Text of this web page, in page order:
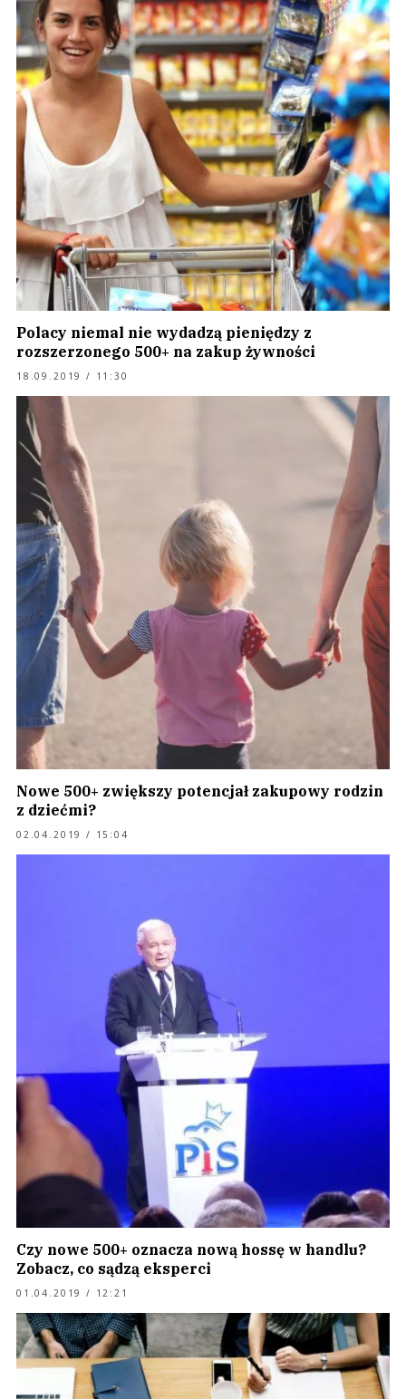
Polacy niemal nie wydadzą pieniędzy z
rozszerzonego 500+ na zakup żywności
18.09.2019 / 11:30
Nowe 500+ zwiększy potencjał zakupowy rodzin
z dziećmi?
02.04.2019 / 15:04
Czy nowe 500+ oznacza nową hossę w handlu?
Zobacz, co sądzą eksperci
01.04.2019 / 12:21